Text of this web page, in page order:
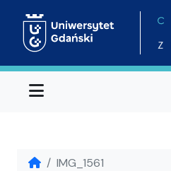
Menu
IMG_1561